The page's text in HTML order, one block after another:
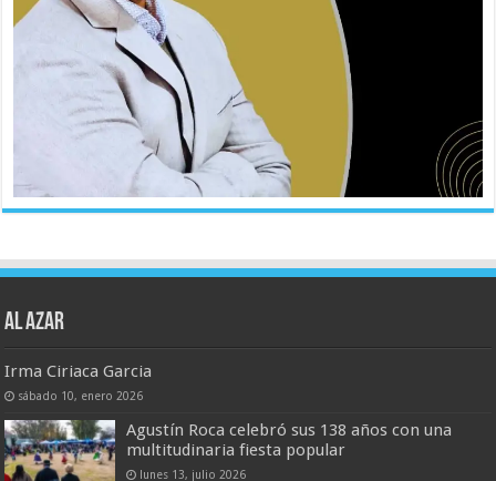
AL AZAR
Irma Ciriaca Garcia
sábado 10, enero 2026
Agustín Roca celebró sus 138 años con una
multitudinaria fiesta popular
lunes 13, julio 2026